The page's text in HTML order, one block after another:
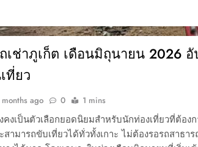
เช่าภูเก็ต เดือนมิถุนายน 2026 อั
ที่ยว
ago 0 1 mins
คงเป็นตัวเลือกยอดนิยมสำหรับนักท่องเที่ยวที่ต้อง
สามารถขับเที่ยวได้ทั่วทั้งเกาะ ไม่ต้องรอรถสาธา